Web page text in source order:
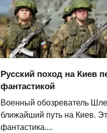
Русский поход на Киев
фантастикой
Военный обозреватель
ближайший путь на Киев.
фантастика....